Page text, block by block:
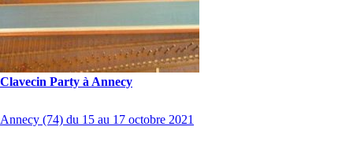
Clavecin Party à Annecy
Annecy (74) du 15 au 17 octobre 2021